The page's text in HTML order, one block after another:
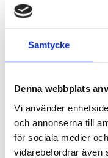
Samtycke
Denna webbplats
Vi använder
och annonserna till
för sociala medier
vidarebefordrar även
Du
Bli den första att